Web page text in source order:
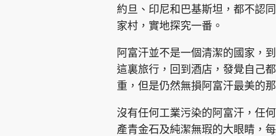
集團旗下品牌
東周刊 cazbuyer 東Touch
約旦、印尼和巴基斯坦，都不認
家村，實地探究一番。
阿富汗並不是一個清潔的國家，
這裏旅行，回到酒店，發覺自己
重，但是仍然無損阿富汗最美的
沒有任何工業污染的阿富汗，任
產青金石及純潔無瑕的大眼睛，